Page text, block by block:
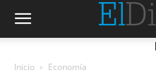
Inicio Economía